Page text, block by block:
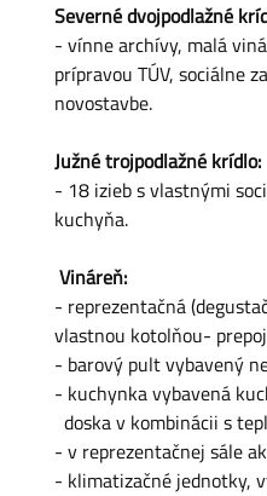
Severné dvojpodlažné
- vínne archívy, malá
prípravou TÚV, sociálne
novostavbe.
Južné trojpodlažné krídlo:
- 18 izieb s vlastnými
kuchyňa.
Vináreň:
- reprezentačná
vlastnou kotolňou-
- barový pult vybavený
- kuchynka vybavená
doska v kombinácii s
- v reprezentačnej sále
- klimatizačné jednotky,